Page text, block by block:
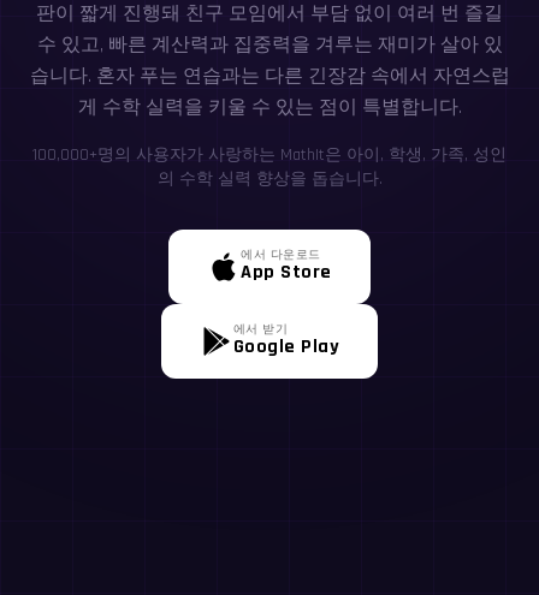
판이 짧게 진행돼 친구 모임에서 부담 없이 여러 번 즐길
수 있고, 빠른 계산력과 집중력을 겨루는 재미가 살아 있
습니다. 혼자 푸는 연습과는 다른 긴장감 속에서 자연스럽
게 수학 실력을 키울 수 있는 점이 특별합니다.
100,000+명의 사용자가 사랑하는 MathIt은 아이, 학생, 가족, 성인
의 수학 실력 향상을 돕습니다.
에서 다운로드
App Store
에서 받기
Google Play